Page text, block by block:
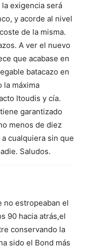
exigencia será
y acorde al nivel
de la misma.
A ver el nuevo
que acabase en
batacazo en
la máxima
Itoudis y cía.
garantizado
menos de diez
cualquiera sin que
Saludos.
no estropeaban el
90 hacia atrás,el
conservando la
sido el Bond más